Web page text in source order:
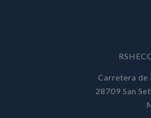
Carretera de
28709 San